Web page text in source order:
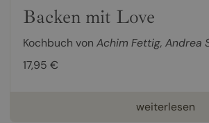
Backen mit Love
Kochbuch von Achim Fettig, Andrea
17,95 €
weiterlesen